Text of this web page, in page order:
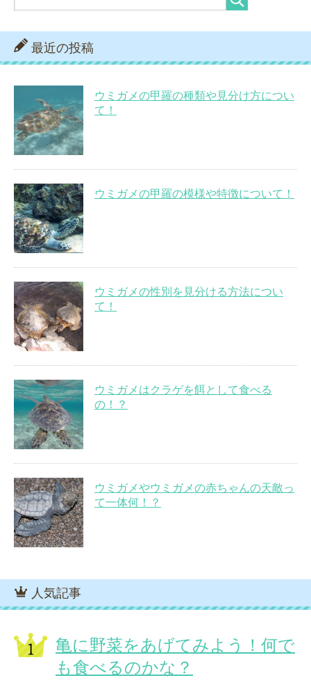
最近の投稿
ウミガメの甲羅の種類や見分け方につい
て！
ウミガメの甲羅の模様や特徴について！
ウミガメの性別を見分ける方法につい
て！
ウミガメはクラゲを餌として食べる
の！？
ウミガメやウミガメの赤ちゃんの天敵っ
て一体何！？
人気記事
亀に野菜をあげてみよう！何で
も食べるのかな？